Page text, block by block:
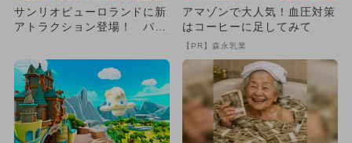
サンリオピューロランドに新
アトラクション登場！ パテ
アマゾンで大人気！血圧対策
はコーヒーに足してみて
【PR】森永乳業